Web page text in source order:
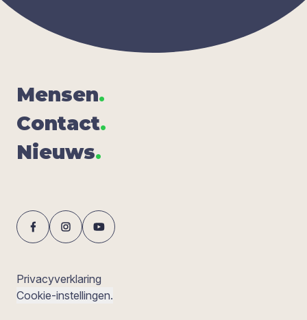
Men­sen.
Con­tact.
Nieuws.
Privacyverklaring
Cookie-instellingen.